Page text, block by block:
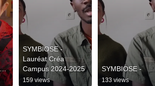
SYMBIOSE -
Lauréat Créa
Campus 2024-2025
159 views
SYMBIOSE -
133 views